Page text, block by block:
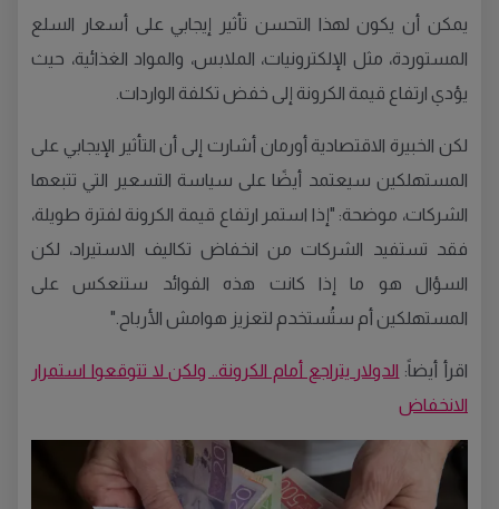
يمكن أن يكون لهذا التحسن تأثير إيجابي على أسعار السلع
المستوردة، مثل الإلكترونيات، الملابس، والمواد الغذائية، حيث
يؤدي ارتفاع قيمة الكرونة إلى خفض تكلفة الواردات.
لكن الخبيرة الاقتصادية أورمان أشارت إلى أن التأثير الإيجابي على
المستهلكين سيعتمد أيضًا على سياسة التسعير التي تتبعها
الشركات، موضحة: "إذا استمر ارتفاع قيمة الكرونة لفترة طويلة،
فقد تستفيد الشركات من انخفاض تكاليف الاستيراد، لكن
السؤال هو ما إذا كانت هذه الفوائد ستنعكس على
المستهلكين أم ستُستخدم لتعزيز هوامش الأرباح."
اقرأ أيضاً: الدولار يتراجع أمام الكرونة.. ولكن لا تتوقعوا استمرار
الانخفاض